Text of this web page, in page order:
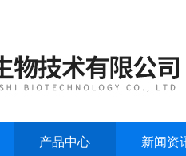
产品中心 新闻资